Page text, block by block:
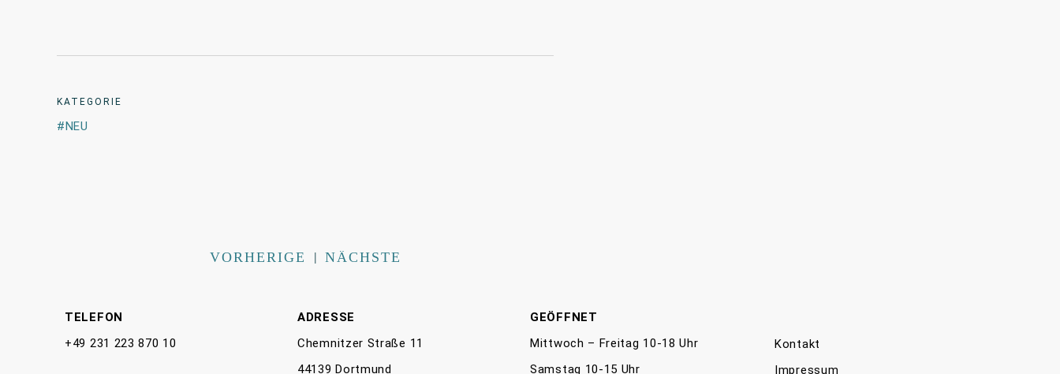
KATEGORIE
NEU
VORHERIGE | NÄCHSTE
TELEFON
+49 231 223 870 10
ADRESSE
Chemnitzer Straße 11
44139 Dortmund
GEÖFFNET
Mittwoch – Freitag 10-18 Uhr
Samstag 10-15 Uhr
Kontakt
Impressum